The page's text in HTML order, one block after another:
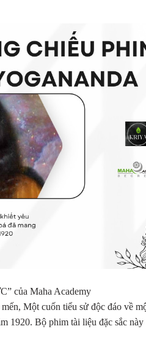
của Maha Academy
tiểu sử độc đáo về một
1920. Bộ phim tài liệu đặc sắc này